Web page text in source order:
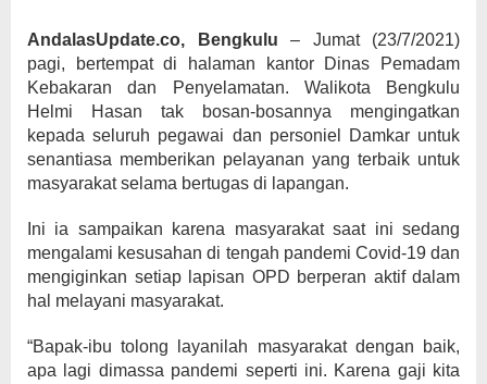
AndalasUpdate.co, Bengkulu – Jumat (23/7/2021)
pagi, bertempat di halaman kantor Dinas Pemadam
Kebakaran dan Penyelamatan. Walikota Bengkulu
Helmi Hasan tak bosan-bosannya mengingatkan
kepada seluruh pegawai dan personiel Damkar untuk
senantiasa memberikan pelayanan yang terbaik untuk
masyarakat selama bertugas di lapangan.
Ini ia sampaikan karena masyarakat saat ini sedang
mengalami kesusahan di tengah pandemi Covid-19 dan
mengiginkan setiap lapisan OPD berperan aktif dalam
hal melayani masyarakat.
“Bapak-ibu tolong layanilah masyarakat dengan baik,
apa lagi dimassa pandemi seperti ini. Karena gaji kita